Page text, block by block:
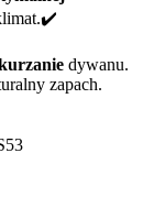
dywanu.
zapach.